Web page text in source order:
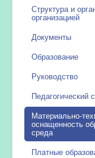
Структура и
организацией
Документы
Образование
Руководство
Педагогический
Материально-
оснащенность
среда
Платные